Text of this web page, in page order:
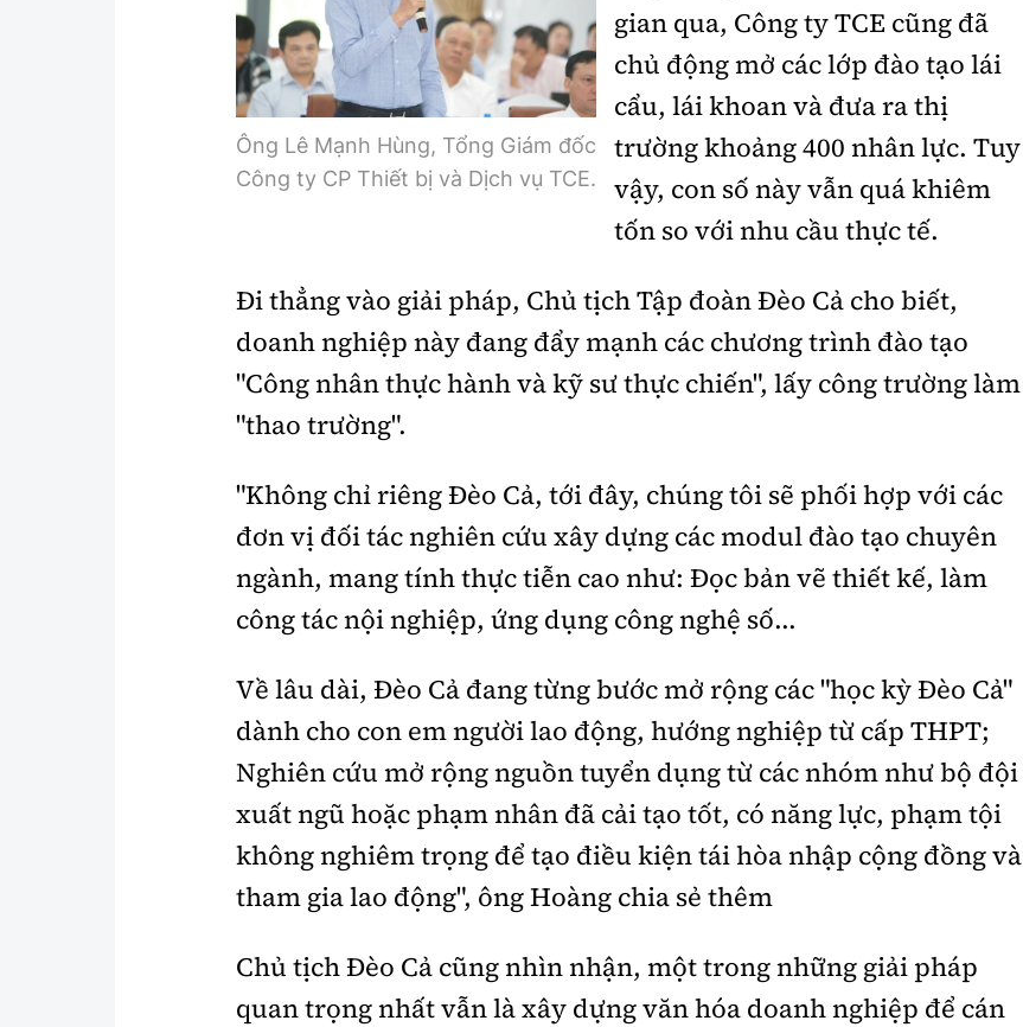
Ông Lê Mạnh Hùng, Tổng Giám đốc
Công ty CP Thiết bị và Dịch vụ TCE.
gian qua, Công ty TCE cũng đã
chủ động mở các lớp đào tạo lái
cẩu, lái khoan và đưa ra thị
trường khoảng 400 nhân lực. Tuy
vậy, con số này vẫn quá khiêm
tốn so với nhu cầu thực tế.
Đi thẳng vào giải pháp, Chủ tịch Tập đoàn Đèo Cả cho biết,
doanh nghiệp này đang đẩy mạnh các chương trình đào tạo
"Công nhân thực hành và kỹ sư thực chiến", lấy công trường làm
"thao trường".
"Không chỉ riêng Đèo Cả, tới đây, chúng tôi sẽ phối hợp với các
đơn vị đối tác nghiên cứu xây dựng các modul đào tạo chuyên
ngành, mang tính thực tiễn cao như: Đọc bản vẽ thiết kế, làm
công tác nội nghiệp, ứng dụng công nghệ số...
Về lâu dài, Đèo Cả đang từng bước mở rộng các "học kỳ Đèo Cả"
dành cho con em người lao động, hướng nghiệp từ cấp THPT;
Nghiên cứu mở rộng nguồn tuyển dụng từ các nhóm như bộ đội
xuất ngũ hoặc phạm nhân đã cải tạo tốt, có năng lực, phạm tội
không nghiêm trọng để tạo điều kiện tái hòa nhập cộng đồng và
tham gia lao động", ông Hoàng chia sẻ thêm
Chủ tịch Đèo Cả cũng nhìn nhận, một trong những giải pháp
quan trọng nhất vẫn là xây dựng văn hóa doanh nghiệp để cán